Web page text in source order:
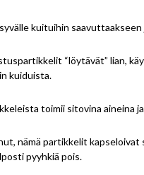
kuituihin
“löytävät” lian,
kuiduista.
toimii sitovina aineina
nämä partikkelit kapseloivat
pyyhkiä pois.